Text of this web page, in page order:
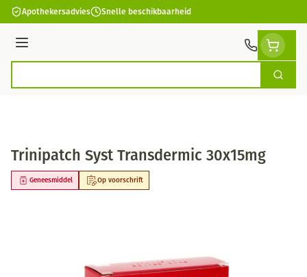
Ga naar de inhoud
Apothekersadvies Snelle beschikbaarheid
Menu
Zoek
Trinipatch Syst Transdermic 30x15mg
Op voorschrift
Geneesmiddel